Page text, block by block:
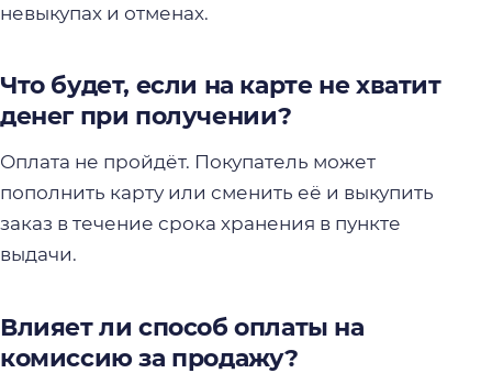
невыкупах и отменах.
Что будет, если на карте не хватит
денег при получении?
Оплата не пройдёт. Покупатель может
пополнить карту или сменить её и выкупить
заказ в течение срока хранения в пункте
выдачи.
Влияет ли способ оплаты на
комиссию за продажу?